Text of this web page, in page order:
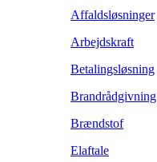
Affaldsløsninger
Arbejdskraft
Betalingsløsning
Brandrådgivning
Brændstof
Elaftale